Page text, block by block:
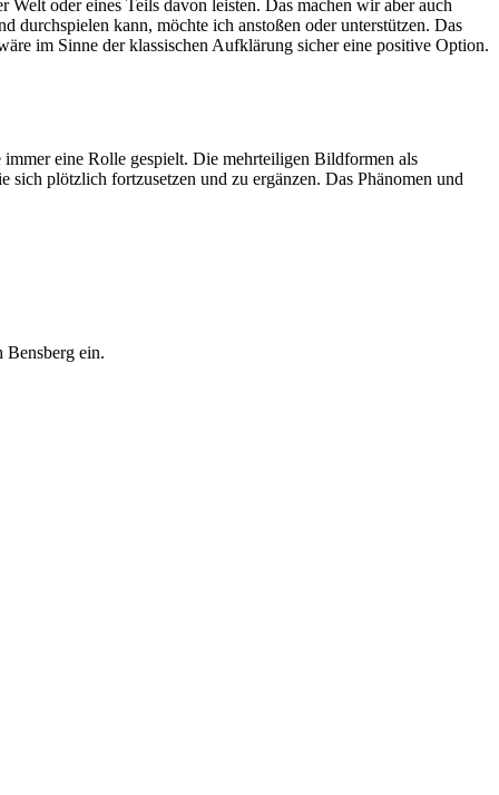
oder eines Teils davon leisten. Das machen wir aber auch
durchspielen kann, möchte ich anstoßen oder unterstützen. Das
im Sinne der klassischen Aufklärung sicher eine positive Option.
eine Rolle gespielt. Die mehrteiligen Bildformen als
plötzlich fortzusetzen und zu ergänzen. Das Phänomen und
ein.